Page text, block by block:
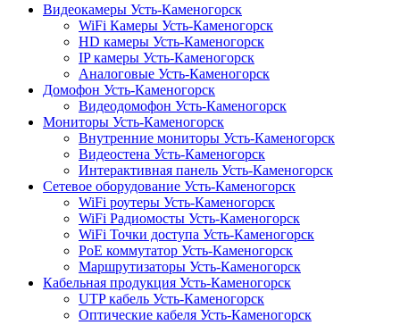
Видеокамеры Усть-Каменогорск
WiFi Камеры Усть-Каменогорск
HD камеры Усть-Каменогорск
IP камеры Усть-Каменогорск
Аналоговые Усть-Каменогорск
Домофон Усть-Каменогорск
Видеодомофон Усть-Каменогорск
Мониторы Усть-Каменогорск
Внутренние мониторы Усть-Каменогорск
Видеостена Усть-Каменогорск
Интерактивная панель Усть-Каменогорск
Сетевое оборудование Усть-Каменогорск
WiFi роутеры Усть-Каменогорск
WiFi Радиомосты Усть-Каменогорск
WiFi Точки доступа Усть-Каменогорск
PoE коммутатор Усть-Каменогорск
Маршрутизаторы Усть-Каменогорск
Кабельная продукция Усть-Каменогорск
UTP кабель Усть-Каменогорск
Оптические кабеля Усть-Каменогорск